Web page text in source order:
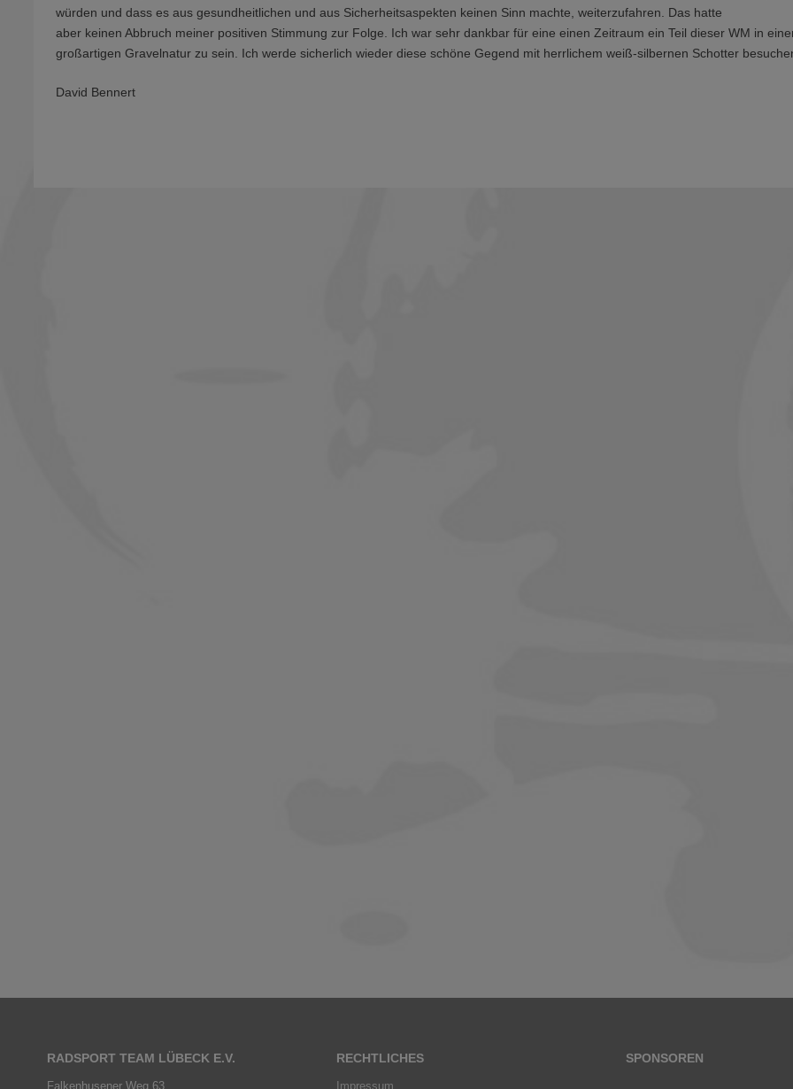
würden und dass es aus gesundheitlichen und aus Sicherheitsaspekten keinen Sinn machte, weiterzufahren. Das hatte
aber keinen Abbruch meiner positiven Stimmung zur Folge. Ich war sehr dankbar für eine einen Zeitraum ein Teil dieser WM in
großartigen Gravelnatur zu sein. Ich werde sicherlich wieder diese schöne Gegend mit herrlichem weiß-silbernen Schotter
David Bennert
RADSPORT TEAM LÜBECK E.V.
Falkenhusener Weg 63
RECHTLICHES
Impressum
SPONSOREN